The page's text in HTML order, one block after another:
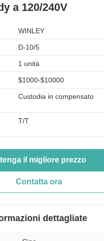
a 120/240V
WINLEY
D-10/5
1 unità
$1000-$10000
Custodia in compensato
T/T
il migliore prezzo
Contatta ora
dettagliate